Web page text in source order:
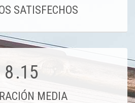
SATISFECHOS
8.15
MEDIA